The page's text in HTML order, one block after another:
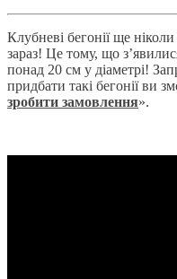
Клубневі бегонії ще
зараз! Це тому, що
понад 20 см у діаметрі!
придбати такі бегонії ви
зробити замовлення».